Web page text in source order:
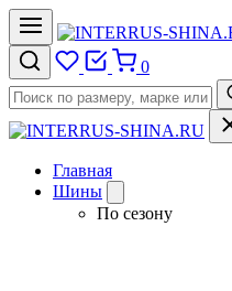
0
Главная
Шины
По сезону